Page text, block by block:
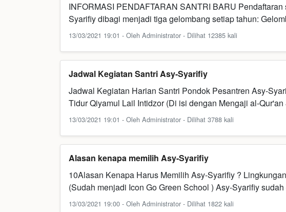
INFORMASI PENDAFTARAN SANTRI BARU
Syarifiy dibagi menjadi tiga gelombang setiap tahun:
13/03/2021 19:01 - Oleh Administrator - Dilihat 12385 kali
Jadwal Kegiatan Santri Asy-Syarifiy
Jadwal Kegiatan Harian Santri Pondok Pesantren Asy-
Tidur Qiyamul Lail Intidzor (Di isi dengan Mengaji al-
13/03/2021 19:01 - Oleh Administrator - Dilihat 3788 kali
Alasan kenapa memilih Asy-Syarifiy
10Alasan Kenapa Harus Memilih Asy-Syarifiy ?
(Sudah menjadi Icon Go Green School ) Asy-Syarifiy
13/03/2021 19:00 - Oleh Administrator - Dilihat 1822 kali